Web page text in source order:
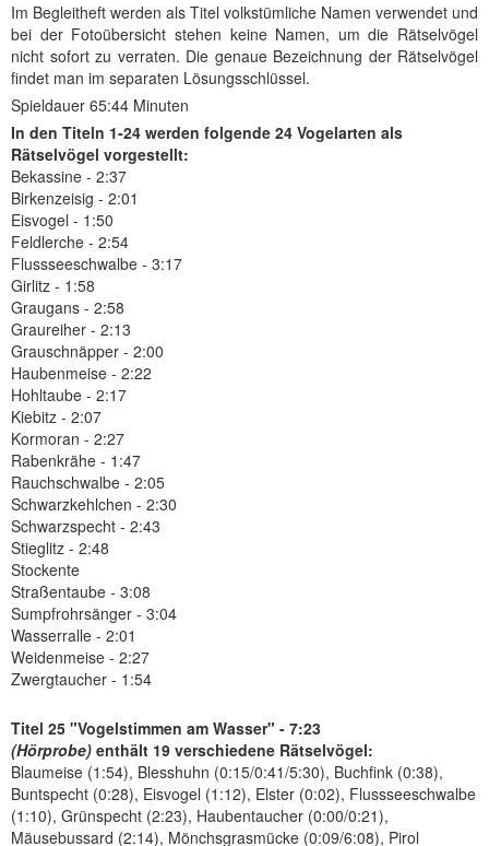
Im Begleitheft werden als Titel volkstümliche Namen verwendet und
bei der Fotoübersicht stehen keine Namen, um die Rätselvögel
nicht sofort zu verraten. Die genaue Bezeichnung der Rätselvögel
findet man im separaten Lösungsschlüssel.
Spieldauer 65:44 Minuten
In den Titeln 1-24 werden folgende 24 Vogelarten als
Rätselvögel vorgestellt:
Bekassine - 2:37
Birkenzeisig - 2:01
Eisvogel - 1:50
Feldlerche - 2:54
Flussseeschwalbe - 3:17
Girlitz - 1:58
Graugans - 2:58
Graureiher - 2:13
Grauschnäpper - 2:00
Haubenmeise - 2:22
Hohltaube - 2:17
Kiebitz - 2:07
Kormoran - 2:27
Rabenkrähe - 1:47
Rauchschwalbe - 2:05
Schwarzkehlchen - 2:30
Schwarzspecht - 2:43
Stieglitz - 2:48
Stockente
Straßentaube - 3:08
Sumpfrohrsänger - 3:04
Wasserralle - 2:01
Weidenmeise - 2:27
Zwergtaucher - 1:54
Titel 25 "Vogelstimmen am Wasser" - 7:23
(Hörprobe) enthält 19 verschiedene Rätselvögel:
Blaumeise (1:54), Blesshuhn (0:15/0:41/5:30), Buchfink (0:38),
Buntspecht (0:28), Eisvogel (1:12), Elster (0:02), Flussseeschwalbe
(1:10), Grünspecht (2:23), Haubentaucher (0:00/0:21),
Mäusebussard (2:14), Mönchsgrasmücke (0:09/6:08), Pirol